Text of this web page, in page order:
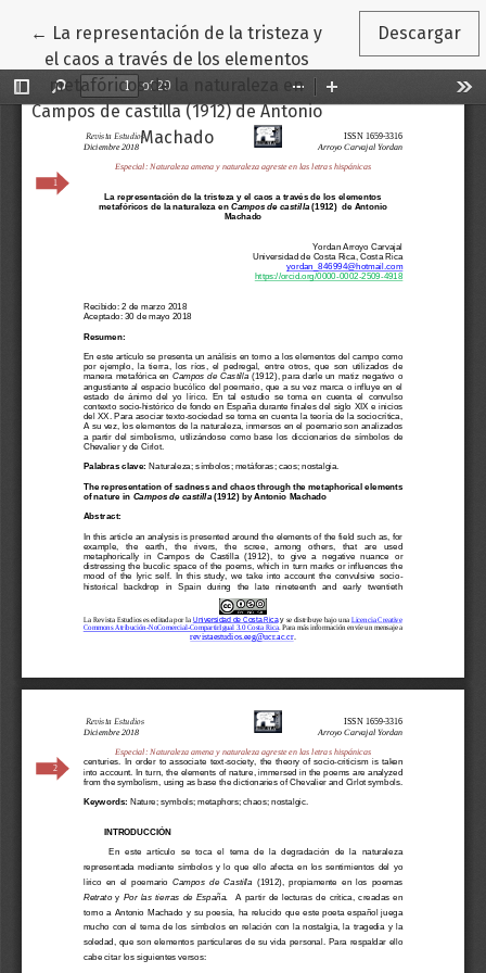
← Volver a los detalles del artículo
La representación de la tristeza y
el caos a través de los elementos
metafóricos de la naturaleza en
Campos de castilla (1912) de Antonio
Machado
Descargar